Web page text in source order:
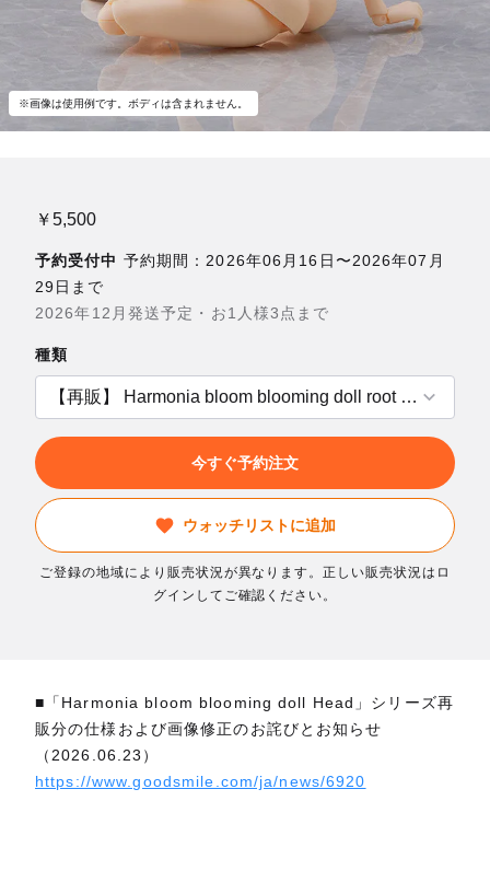
※画像は使用例です。ボディは含まれません。
￥5,500
予約受付中 予約期間：2026年06月16日〜2026年07月
29日まで
2026年12月発送予定・お1人様3点まで
種類
今すぐ予約注文
ウォッチリストに追加
ご登録の地域により販売状況が異なります。正しい販売状況はロ
グインしてご確認ください。
■「Harmonia bloom blooming doll Head」シリーズ再
販分の仕様および画像修正のお詫びとお知らせ
（2026.06.23）
https://www.goodsmile.com/ja/news/6920